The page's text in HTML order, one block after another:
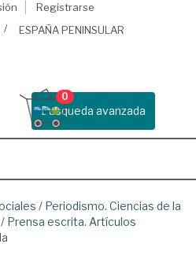
Registrarse
ESPAÑA PENINSULAR
Busqueda avanzada
0
/ Periodismo. Ciencias de la
/ Prensa escrita. Artículos